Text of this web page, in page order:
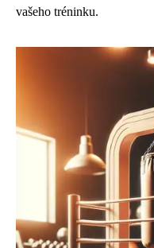
vašeho tréninku.